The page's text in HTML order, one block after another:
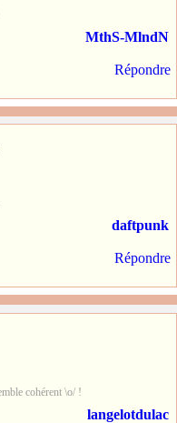
MthS-MlndN
Répondre
daftpunk
Répondre
cohérent \o/ !
langelotdulac